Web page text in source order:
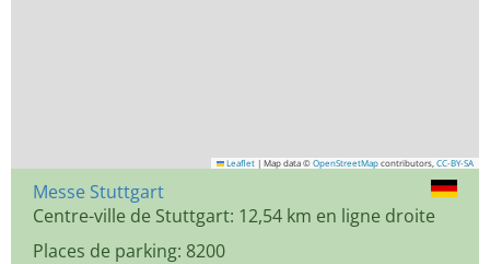
Leaflet | Map data © OpenStreetMap contributors, CC-BY-SA
Messe Stuttgart
Centre-ville de Stuttgart: 12,54 km en ligne droite
Places de parking: 8200